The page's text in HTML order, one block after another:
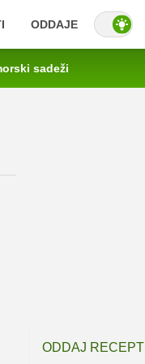
ODDAJE
sadeži
ODDAJ RECEPT